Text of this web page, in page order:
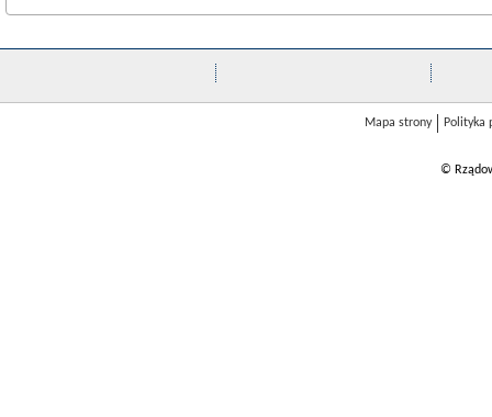
Mapa strony Polityka
©